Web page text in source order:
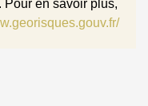
en savoir plus,